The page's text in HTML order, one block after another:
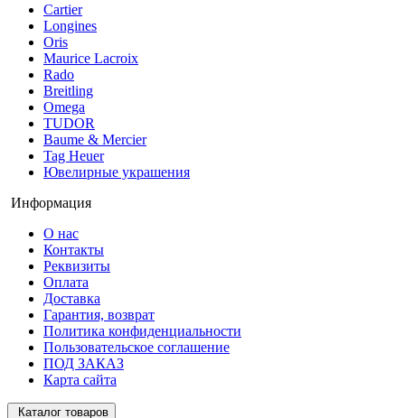
Cartier
Longines
Oris
Maurice Lacroix
Rado
Breitling
Omega
TUDOR
Baume & Mercier
Tag Heuer
Ювелирные украшения
Информация
О нас
Контакты
Реквизиты
Оплата
Доставка
Гарантия, возврат
Политика конфиденциальности
Пользовательское соглашение
ПОД ЗАКАЗ
Карта сайта
Каталог товаров